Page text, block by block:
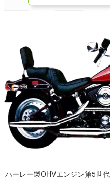
ハーレー製OHVエンジン第5世